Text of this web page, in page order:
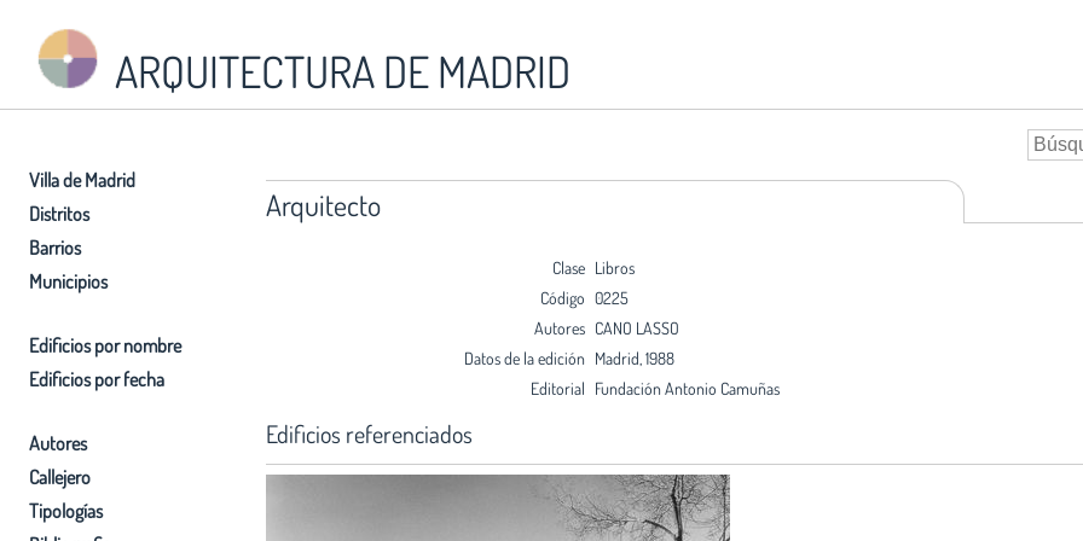
ARQUITECTURA DE MADRID
Villa de Madrid
Distritos
Barrios
Municipios
Edificios por nombre
Edificios por fecha
Autores
Callejero
Tipologías
Arquitecto
Clase Libros
Código 0225
Autores CANO LASSO
Datos de la edición Madrid, 1988
Editorial Fundación Antonio Camuñas
Edificios referenciados